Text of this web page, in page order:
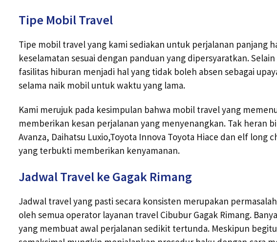
Tipe Mobil Travel
Tipe mobil travel yang kami sediakan untuk perjalanan panjang
keselamatan sesuai dengan panduan yang dipersyaratkan.
fasilitas hiburan menjadi hal yang tidak boleh absen sebagai
selama naik mobil untuk waktu yang lama.
Kami merujuk pada kesimpulan bahwa mobil travel yang
memberikan kesan perjalanan yang menyenangkan. Tak heran
Avanza, Daihatsu Luxio,Toyota Innova Toyota Hiace dan elf long
yang terbukti memberikan kenyamanan.
Jadwal Travel ke Gagak Rimang
Jadwal travel yang pasti secara konsisten merupakan
oleh semua operator layanan travel Cibubur Gagak Rimang.
yang membuat awal perjalanan sedikit tertunda. Meskipun